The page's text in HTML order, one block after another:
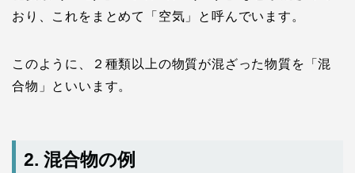
おり、これをまとめて「空気」と呼んでいます。
このように、２種類以上の物質が混ざった物質を「混
合物」といいます。
2. 混合物の例